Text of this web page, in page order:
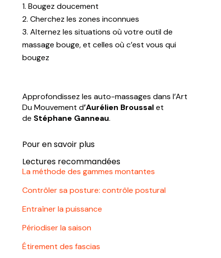
Bougez doucement
Cherchez les zones inconnues
Alternez les situations où votre outil de
massage bouge, et celles où c’est vous qui
bougez
Approfondissez les auto-massages dans l’Art
Du Mouvement d’Aurélien Broussalet
de Stéphane Ganneau.
Pour en savoir plus
Lectures recommandées
La méthode des gammes montantes
Contrôler sa posture: contrôle postural
Entraîner la puissance
Périodiser la saison
Étirement des fascias